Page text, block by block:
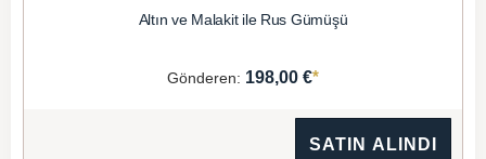
Altın ve Malakit ile Rus Gümüşü
Gönderen: 198,00 €*
SATIN ALINDI